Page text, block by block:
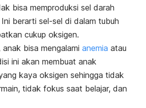
bisa memproduksi sel darah
berarti sel-sel di dalam tubuh
cukup oksigen.
bisa mengalami anemia atau
ini akan membuat anak
kaya oksigen sehingga tidak
tidak fokus saat belajar, dan